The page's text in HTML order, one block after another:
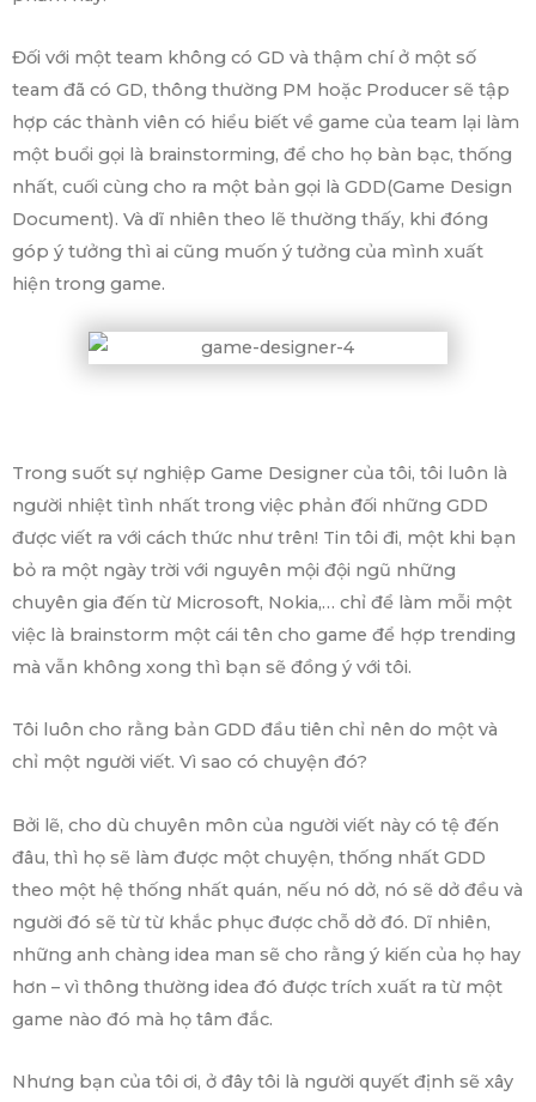
Đối với một team không có GD và thậm chí ở một số
team đã có GD, thông thường PM hoặc Producer sẽ tập
hợp các thành viên có hiểu biết về game của team lại làm
một buổi gọi là brainstorming, để cho họ bàn bạc, thống
nhất, cuối cùng cho ra một bản gọi là GDD(Game Design
Document). Và dĩ nhiên theo lẽ thường thấy, khi đóng
góp ý tưởng thì ai cũng muốn ý tưởng của mình xuất
hiện trong game.
Trong suốt sự nghiệp Game Designer của tôi, tôi luôn là
người nhiệt tình nhất trong việc phản đối những GDD
được viết ra với cách thức như trên! Tin tôi đi, một khi bạn
bỏ ra một ngày trời với nguyên mội đội ngũ những
chuyên gia đến từ Microsoft, Nokia,… chỉ để làm mỗi một
việc là brainstorm một cái tên cho game để hợp trending
mà vẫn không xong thì bạn sẽ đồng ý với tôi.
Tôi luôn cho rằng bản GDD đầu tiên chỉ nên do một và
chỉ một người viết. Vì sao có chuyện đó?
Bởi lẽ, cho dù chuyên môn của người viết này có tệ đến
đâu, thì họ sẽ làm được một chuyện, thống nhất GDD
theo một hệ thống nhất quán, nếu nó dở, nó sẽ dở đều và
người đó sẽ từ từ khắc phục được chỗ dở đó. Dĩ nhiên,
những anh chàng idea man sẽ cho rằng ý kiến của họ hay
hơn – vì thông thường idea đó được trích xuất ra từ một
game nào đó mà họ tâm đắc.
Nhưng bạn của tôi ơi, ở đây tôi là người quyết định sẽ xây